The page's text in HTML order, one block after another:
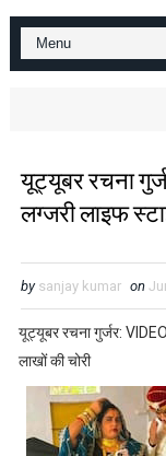
यूट्यूबर रचना
लग्‍जरी लाइफ
by sanjay kumar on
यूट्यूबर रचना गुर्जर:
लाखों की चोरी